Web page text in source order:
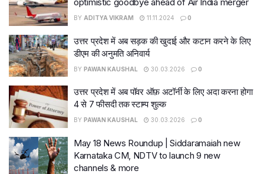
BY ADITYA VIKRAM 11.11.2024 0
उत्तर प्रदेश में अब सड़क की खुदाई और कटान करने के लिए
डीएम की अनुमति अनिवार्य
BY PAWAN KAUSHAL 30.03.2026 0
उत्तर प्रदेश में अब पॉवर ऑफ़ अटॉर्नी के लिए अदा करना होगा
4 से 7 फीसदी तक स्टाम्प शुल्क
BY PAWAN KAUSHAL 30.03.2026 0
May 18 News Roundup | Siddaramaiah new
Karnataka CM, NDTV to launch 9 new
channels & more